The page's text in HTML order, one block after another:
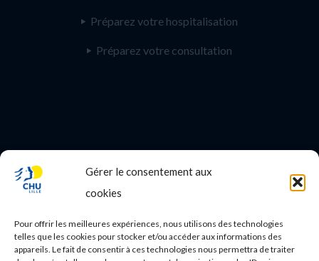
Gérer le consentement aux
cookies
Pour offrir les meilleures expériences, nous utilisons des technologies
telles que les cookies pour stocker et/ou accéder aux informations des
appareils. Le fait de consentir à ces technologies nous permettra de traiter
Préparez votre hospitalisation
Préparez votre consultation
PROFESSIONNEL DE SANTE
Nos essais cliniques